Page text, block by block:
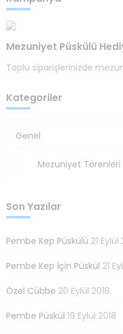
Mezuniyet Püskülü
Toplu siparişlerinizde
Kategoriler
Genel
Mezuniyet Törenleri
Son Yazılar
Pembe Kep Püskülü 21 Eylül
Pembe Kep İçin Püskül 21
Özel Cübbe 20 Eylül 2018
Pembe Püskül 19 Eylül 2018